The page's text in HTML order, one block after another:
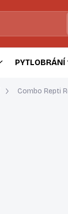
PYTLOBRÁNÍ
Combo Repti